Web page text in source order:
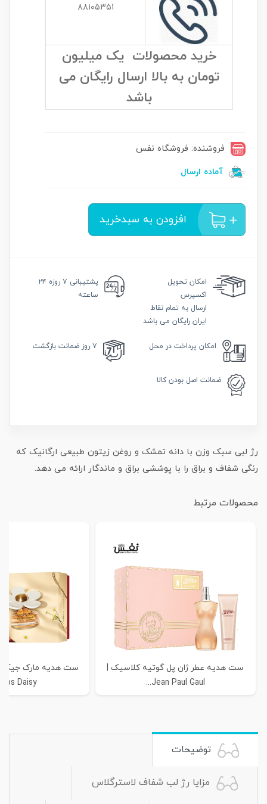
۸۸۱۰۵۳۵۱
خرید محصولات یک میلیون
تومان به بالا ارسال رایگان می
باشد
فروشنده: فروشگاه نفس
آماده ارسال
افزودن به سبدخرید
امکان تحویل
اکسپرس
ارسال به تمام نقاط
ایران رایگان می باشد
پشتیبانی
۷ روزه ۲۴
ساعته
امکان پرداخت در محل ۷ روز ضمانت بازگشت
ضمانت اصل بودن کالا
رژ لبی سبک وزن با دانه تمشک و روغن زیتون طبیعی ارگانیک که
رنگی شفاف و براق را با پوششی براق و ماندگار ارائه می دهد.
محصولات مرتبط
ست هدیه عطر ژان پل گوتیه کلاسیک |
Jean Paul Gaul...
Daisy...
توضیحات
مزایا رژ لب شفاف لاسترگلاس